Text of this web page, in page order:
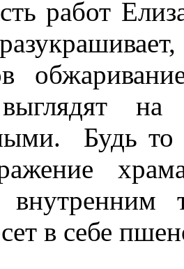
работ
на
Будь
внутренним
в себе